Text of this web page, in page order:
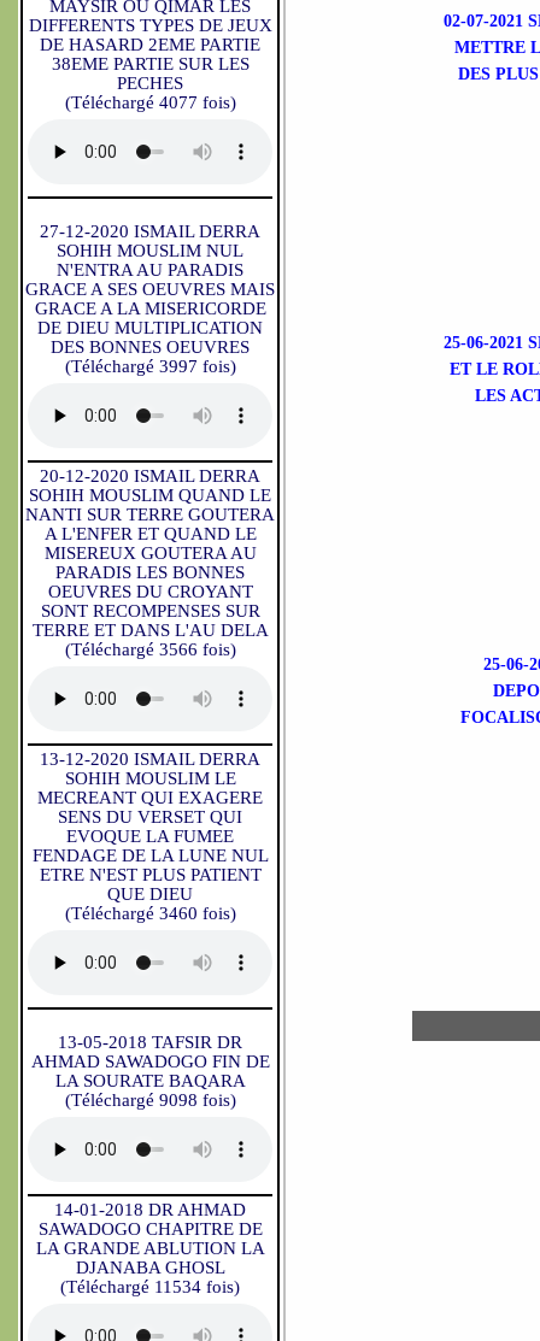
MAYSIR OU QIMAR LES
DIFFERENTS TYPES DE JEUX
DE HASARD 2EME PARTIE
38EME PARTIE SUR LES
PECHES
(Téléchargé 4077 fois)
27-12-2020 ISMAIL DERRA
SOHIH MOUSLIM NUL
N'ENTRA AU PARADIS
GRACE A SES OEUVRES MAIS
GRACE A LA MISERICORDE
DE DIEU MULTIPLICATION
DES BONNES OEUVRES
(Téléchargé 3997 fois)
20-12-2020 ISMAIL DERRA
SOHIH MOUSLIM QUAND LE
NANTI SUR TERRE GOUTERA
A L'ENFER ET QUAND LE
MISEREUX GOUTERA AU
PARADIS LES BONNES
OEUVRES DU CROYANT
SONT RECOMPENSES SUR
TERRE ET DANS L'AU DELA
(Téléchargé 3566 fois)
13-12-2020 ISMAIL DERRA
SOHIH MOUSLIM LE
MECREANT QUI EXAGERE
SENS DU VERSET QUI
EVOQUE LA FUMEE
FENDAGE DE LA LUNE NUL
ETRE N'EST PLUS PATIENT
QUE DIEU
(Téléchargé 3460 fois)
13-05-2018 TAFSIR DR
AHMAD SAWADOGO FIN DE
LA SOURATE BAQARA
(Téléchargé 9098 fois)
14-01-2018 DR AHMAD
SAWADOGO CHAPITRE DE
LA GRANDE ABLUTION LA
DJANABA GHOSL
(Téléchargé 11534 fois)
02-07-2021
METTRE
DES
25-06-2021
ET LE
LES
25-06-